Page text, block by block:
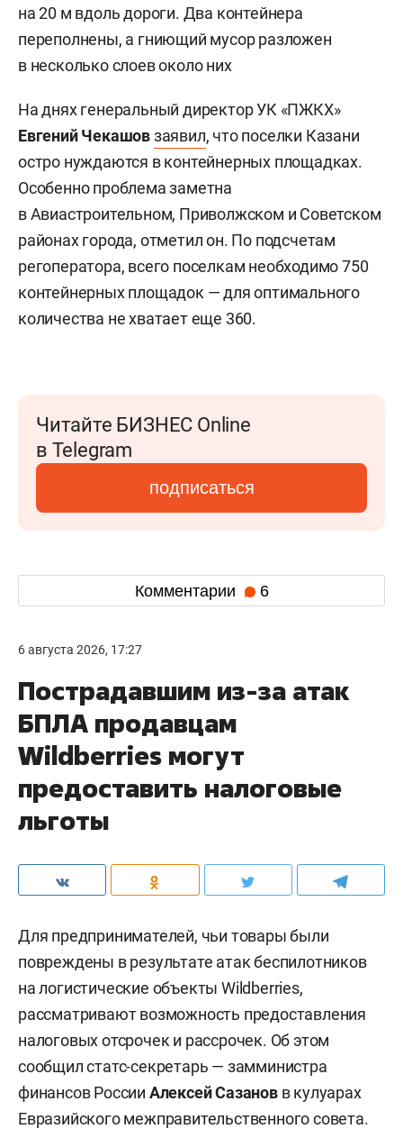
на 20 м вдоль дороги. Два контейнера
переполнены, а гниющий мусор разложен
в несколько слоев около них
На днях генеральный директор УК «ПЖКХ»
Евгений Чекашовзаявил, что поселки Казани
остро нуждаются в контейнерных площадках.
Особенно проблема заметна
в Авиастроительном, Приволжском и Советском
районах города, отметил он. По подсчетам
регоператора, всего поселкам необходимо 750
контейнерных площадок — для оптимального
количества не хватает еще 360.
Читайте БИЗНЕС Online
в Telegram
подписаться
Комментарии 6
6 августа 2026, 17:27
Пострадавшим из-за атак
БПЛА продавцам
Wildberries могут
предоставить налоговые
льготы
Для предпринимателей, чьи товары были
повреждены в результате атак беспилотников
на логистические объекты Wildberries,
рассматривают возможность предоставления
налоговых отсрочек и рассрочек. Об этом
сообщил статс-секретарь — замминистра
финансов России Алексей Сазановв кулуарах
Евразийского межправительственного совета.